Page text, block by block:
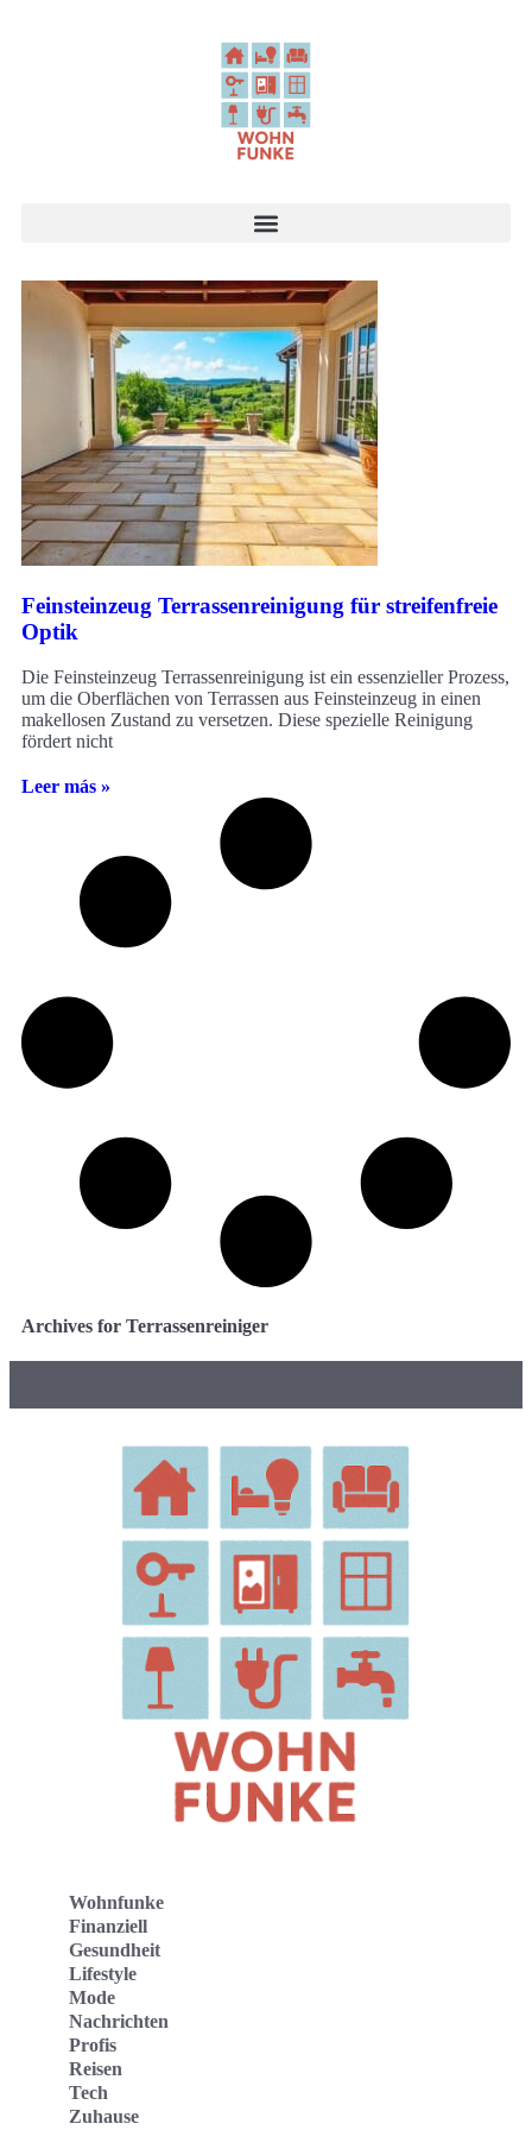
Feinsteinzeug Terrassenreinigung für streifenfreie
Optik
Die Feinsteinzeug Terrassenreinigung ist ein essenzieller Prozess,
um die Oberflächen von Terrassen aus Feinsteinzeug in einen
makellosen Zustand zu versetzen. Diese spezielle Reinigung
fördert nicht
Leer más »
Archives for Terrassenreiniger
Wohnfunke
Finanziell
Gesundheit
Lifestyle
Mode
Nachrichten
Profis
Reisen
Tech
Zuhause